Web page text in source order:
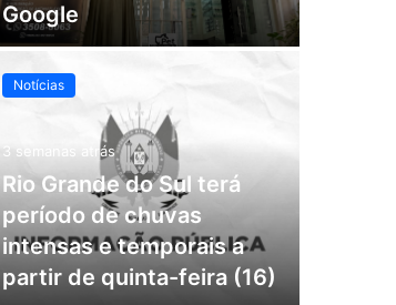
Google
Notícias
3 semanas atrás
Rio Grande do Sul terá
período de chuvas
intensas e temporais a
partir de quinta-feira (16)